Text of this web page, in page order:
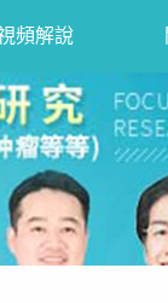
頻解說